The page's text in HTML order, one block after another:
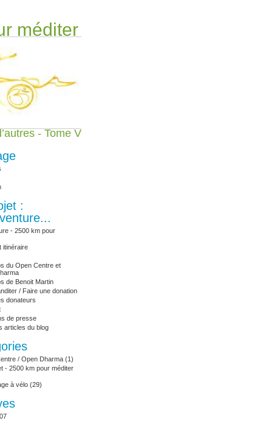
méditer
- Tome V
:
- 2500 km pour
itinéraire
du Open Centre et
de Benoit Martin
/ Faire une donation
donateurs
de presse
articles du blog
/ Open Dharma (1)
- 2500 km pour méditer
à vélo (29)